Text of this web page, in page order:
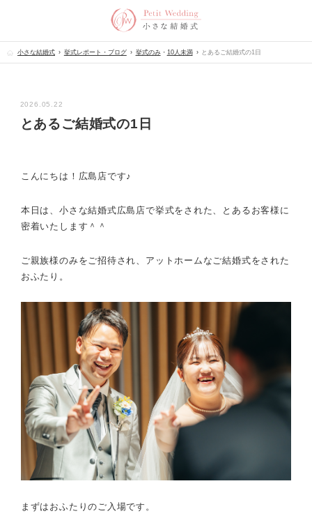
小さな結婚式 挙式レポート・ブログ 挙式のみ・ 10人未満 とあるご結婚式の1日
2026.05.22
とあるご結婚式の1日
こんにちは！広島店です♪
本日は、小さな結婚式広島店で挙式をされた、とあるお客様に
密着いたします＾＾
ご親族様のみをご招待され、アットホームなご結婚式をされた
おふたり。
まずはおふたりのご入場です。